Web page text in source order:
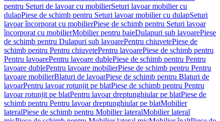
pentru Seturi de lavoar cu mobilierSeturi lavoar mobilier cu
dulapPiese de schimb pentru Seturi lavoar mobilier cu dulapSeturi
lavoar încorporat cu mobilierPiese de schimb pentru Seturi lavoar
încorporat cu mobilierMobilier pentru baieDulapuri sub lavoarePiese
de schimb pentru Dulapuri sub lavoarePentru chiuvetePiese de
schimb pentru Pentru chiuvetePentru lavoarePiese de schimb pentru
Pentru lavoarePentru lavoare dublePiese de schimb pentru Pentru
lavoare dublePentru lavoare mobilierPiese de schimb pentru Pentru
lavoare mobilierBlaturi de lavoarPiese de schimb pentru Blaturi de
lavoarPentru lavoar rotunjit pe blatPiese de schimb pentru Pentru
lavoar rotunjit pe blatPentru lavoar dreptunghiular pe blatPiese de
schimb pentru Pentru lavoar dreptunghiular pe blatMobilier
lateralPiese de schimb pentru Mobilier lateralMobilier lateral